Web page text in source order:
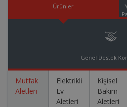
Ürünler
Genel Destek
Mutfak
Aletleri
Elektrikli
Ev
Aletleri
Kişisel
Bakım
Aletleri